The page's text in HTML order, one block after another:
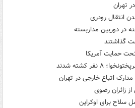
تهران
انتقال رودری
گذاشتند
حمایت آمریکا
نفر کشته شدند
اتباع خارجی در تهران
زائران رضوی
برای اوکراین